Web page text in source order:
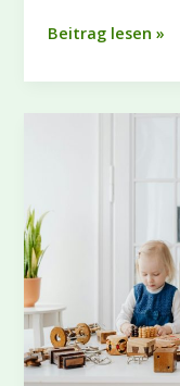
VERBAL-
Konfliktlösung
Beitrag lesen »